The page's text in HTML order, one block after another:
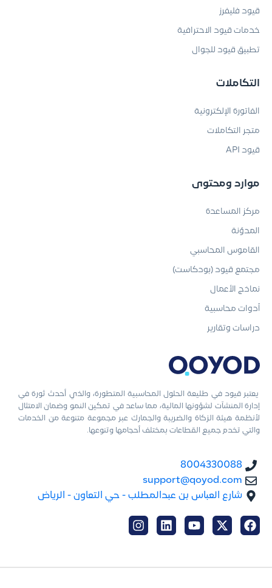
يعتبر قيود في طليعة الحلول المحاسبية المتطورة، والذي أحدث ثورة في
إدارة المنشآت لشؤونها المالية، مما ساعد في تمكين النمو وضمان الامتثال
لأنظمة هيئة الزكاة والضريبة والجمارك عبر مجموعة متنوعة من الخدمات
والتي تخدم جميع القطاعات بمختلف أحجامها وتنوعها.
8004330088
support@qoyod.com
شارع العباس بن عبدالمطلب - حي التعاون - الرياض
قيود فليفرز
خدمات قيود الاحترافية
تطبيق قيود للجوال
التكاملات
الفاتورة الإلكترونية
متجر التكاملات
قيود API
موارد ومحتوى
مركز المساعدة
المدوّنة
القاموس المحاسبي
مجتمع قيود (بودكاست)
نماذج الأعمال
أدوات محاسبية
دراسات وتقارير